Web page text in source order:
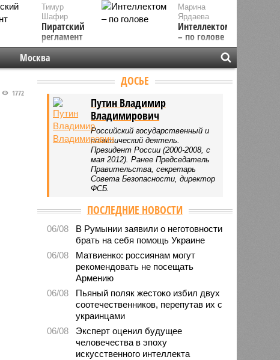
Марина
Ярдаева
Интеллектом
– по голове
Тимур
Шафир
Пиратский
регламент
Москва
1772
ДОСЬЕ
Путин Владимир
Владимирович
Российский государственный и
политический деятель.
Президент России (2000-2008, с
мая 2012). Ранее Председатель
Правительства, секретарь
Совета Безопасности, директор
ФСБ.
ПОСЛЕДНИЕ НОВОСТИ
06/08
В Румынии заявили о неготовности
брать на себя помощь Украине
06/08
Матвиенко: россиянам могут
рекомендовать не посещать
Армению
06/08
Пьяный поляк жестоко избил двух
соотечественников, перепутав их с
украинцами
06/08
Эксперт оценил будущее
человечества в эпоху
искусственного интеллекта